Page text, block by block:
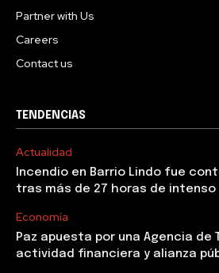
Partner with Us
Careers
Contact us
TENDENCIAS
Actualidad
Incendio en Barrio Lindo fue
tras más de 27 horas de
Economía
Paz apuesta por una Agencia de
actividad financiera y alianza